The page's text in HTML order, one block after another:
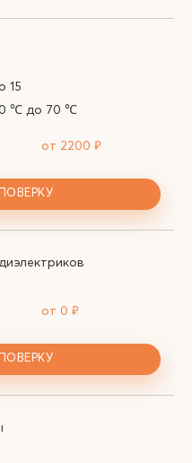
15
0 ℃ до 70 ℃
от 2200 ₽
от 0 ₽